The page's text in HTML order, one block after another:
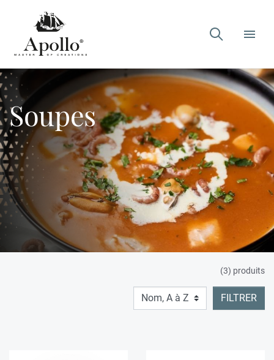

Soupes
(3) produits
FILTRER